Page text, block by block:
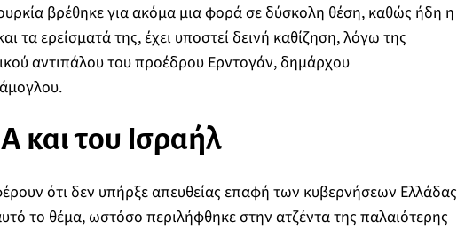
βρέθηκε για ακόμα μια φορά σε δύσκολη θέση, καθώς ήδη η
τα ερείσματά της, έχει υποστεί δεινή καθίζηση, λόγω της
αντιπάλου του προέδρου Ερντογάν, δημάρχου
του Ισραήλ
ότι δεν υπήρξε απευθείας επαφή των κυβερνήσεων Ελλάδας
το θέμα, ωστόσο περιλήφθηκε στην ατζέντα της παλαιότερης